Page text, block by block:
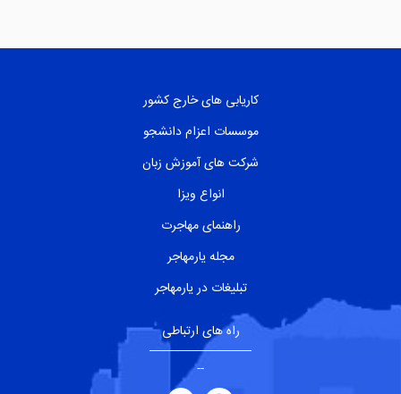
کاریابی های خارج کشور
موسسات اعزام دانشجو
شرکت های آموزش زبان
انواع ویزا
راهنمای مهاجرت
مجله یارمهاجر
تبلیغات در یارمهاجر
راه های ارتباطی
--